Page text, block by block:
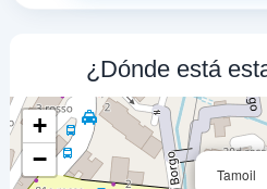
a 0.91 Km
GENOVA,
EUROPAM MISTER
a 0.93 Km
¿Dónde está
Tamoil
+
−